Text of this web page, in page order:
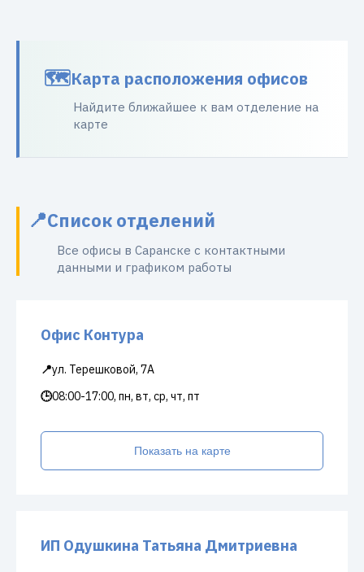
Карта расположения офисов
Найдите ближайшее к вам отделение на
карте
Список отделений
Все офисы в Саранске с контактными
данными и графиком работы
Офис Контура
📍ул. Терешковой, 7А
🕒08:00-17:00, пн, вт, ср, чт, пт
Показать на карте
ИП Одушкина Татьяна Дмитриевна